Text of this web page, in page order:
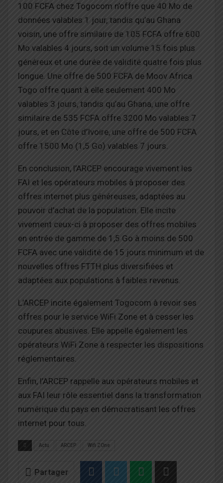
100 FCFA chez Togocom n’offre que 40 Mo de
données valables 1 jour, tandis qu’au Ghana
voisin, une offre similaire de 105 FCFA offre 600
Mo valables 4 jours, soit un volume 15 fois plus
généreux et une durée de validité quatre fois plus
longue. Une offre de 500 FCFA de Moov Africa
Togo offre quant à elle seulement 400 Mo
valables 3 jours, tandis qu’au Ghana, une offre
similaire de 535 FCFA offre 3200 Mo valables 7
jours, et en Côte d’Ivoire, une offre de 500 FCFA
offre 1500 Mo (1,5 Go) valables 7 jours.
En conclusion, l’ARCEP encourage vivement les
FAI et les opérateurs mobiles à proposer des
offres internet plus généreuses, adaptées au
pouvoir d’achat de la population. Elle incite
vivement ceux-ci à proposer des offres mobiles
en entrée de gamme de 1,5 Go à moins de 500
FCFA avec une validité de 15 jours minimum et de
nouvelles offres FTTH plus diversifiées et
adaptées aux populations à faibles revenus.
L’ARCEP incite également Togocom à revoir ses
offres pour le service WiFi Zone et à cesser les
coupures abusives. Elle appelle également les
opérateurs WiFi Zone à respecter les dispositions
réglementaires.
Enfin, l’ARCEP rappelle aux opérateurs mobiles et
aux FAI leur rôle essentiel dans la transformation
numérique du pays en démocratisant les offres
internet pour tous.
Actu ARCEP Wifi ZOne
Partager